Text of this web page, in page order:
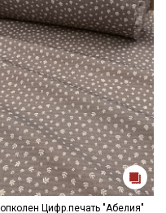
Цифр.печать "Абелия"